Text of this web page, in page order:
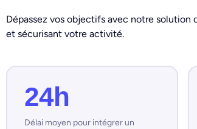
Dépassez vos objectifs avec notre solution
et sécurisant votre activité.
24h
Délai moyen pour intégrer un